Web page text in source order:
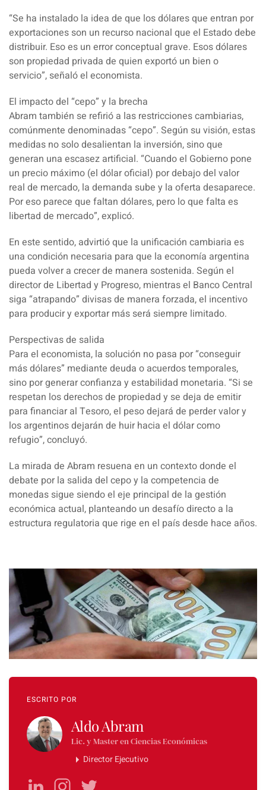
“Se ha instalado la idea de que los dólares que entran por
exportaciones son un recurso nacional que el Estado debe
distribuir. Eso es un error conceptual grave. Esos dólares
son propiedad privada de quien exportó un bien o
servicio”, señaló el economista.
El impacto del “cepo” y la brecha
Abram también se refirió a las restricciones cambiarias,
comúnmente denominadas “cepo”. Según su visión, estas
medidas no solo desalientan la inversión, sino que
generan una escasez artificial. “Cuando el Gobierno pone
un precio máximo (el dólar oficial) por debajo del valor
real de mercado, la demanda sube y la oferta desaparece.
Por eso parece que faltan dólares, pero lo que falta es
libertad de mercado”, explicó.
En este sentido, advirtió que la unificación cambiaria es
una condición necesaria para que la economía argentina
pueda volver a crecer de manera sostenida. Según el
director de Libertad y Progreso, mientras el Banco Central
siga “atrapando” divisas de manera forzada, el incentivo
para producir y exportar más será siempre limitado.
Perspectivas de salida
Para el economista, la solución no pasa por “conseguir
más dólares” mediante deuda o acuerdos temporales,
sino por generar confianza y estabilidad monetaria. “Si se
respetan los derechos de propiedad y se deja de emitir
para financiar al Tesoro, el peso dejará de perder valor y
los argentinos dejarán de huir hacia el dólar como
refugio”, concluyó.
La mirada de Abram resuena en un contexto donde el
debate por la salida del cepo y la competencia de
monedas sigue siendo el eje principal de la gestión
económica actual, planteando un desafío directo a la
estructura regulatoria que rige en el país desde hace años.
ESCRITO POR
Aldo Abram
Lic. y Master en Ciencias Económicas
Director Ejecutivo